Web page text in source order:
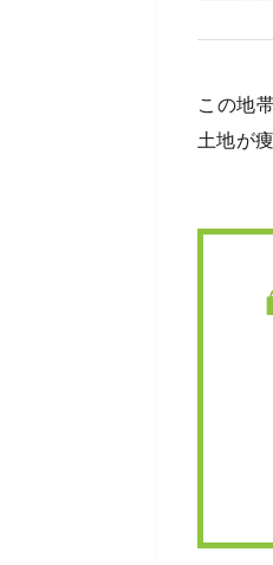
この地
土地が